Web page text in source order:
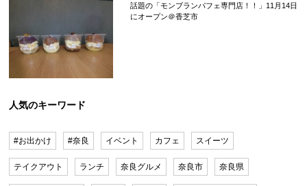
話題の「モンブランパフェ専門店！！」11月14日
にオープン＠香芝市
人気のキーワード
#お出かけ #奈良 イベント カフェ スイーツ
テイクアウト ランチ 奈良グルメ 奈良市 奈良県